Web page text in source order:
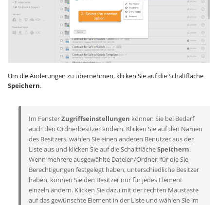
Um die Änderungen zu übernehmen, klicken Sie auf die Schaltfläche
Speichern.
Im FensterZugriffseinstellungen können Sie bei Bedarf
auch den Ordnerbesitzer ändern. Klicken Sie auf den Namen
des Besitzers, wählen Sie einen anderen Benutzer aus der
Liste aus und klicken Sie auf die SchaltflächeSpeichern.
Wenn mehrere ausgewählte Dateien/Ordner, für die Sie
Berechtigungen festgelegt haben, unterschiedliche Besitzer
haben, können Sie den Besitzer nur für jedes Element
einzeln ändern. Klicken Sie dazu mit der rechten Maustaste
auf das gewünschte Element in der Liste und wählen Sie im